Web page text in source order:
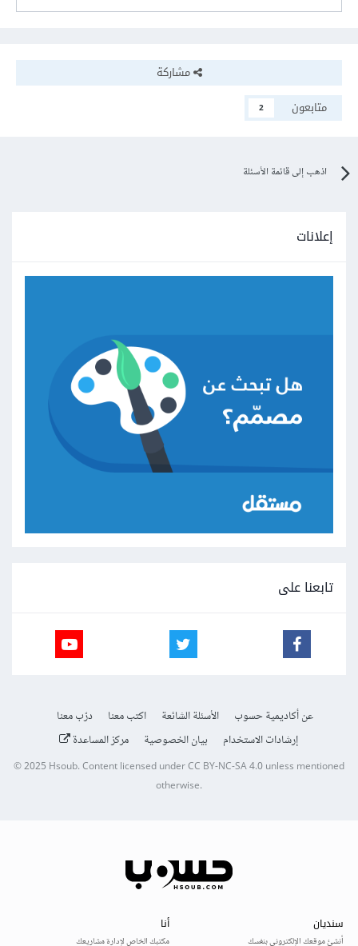
مشاركة
متابعون
2
اذهب إلى قائمة الأسئلة
إعلانات
تابعنا على
عن أكاديمية حسوب الأسئلة الشائعة اكتب معنا
درّب معنا
إرشادات الاستخدام
بيان الخصوصية مركز المساعدة
© 2025Hsoub.Content licensed underCC BY-NC-SA 4.0unless mentioned
otherwise.